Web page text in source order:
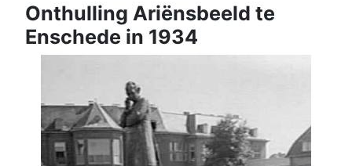
Onthulling Ariënsbeeld te
Enschede in 1934